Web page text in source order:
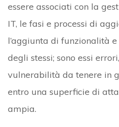
essere associati con la
IT, le fasi e processi di
l’aggiunta di funzionalità
degli stessi; sono essi
vulnerabilità da tenere in
entro una superficie di
ampia.